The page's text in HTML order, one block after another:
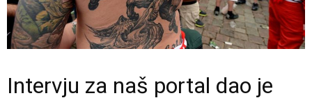
Intervju za naš portal dao je